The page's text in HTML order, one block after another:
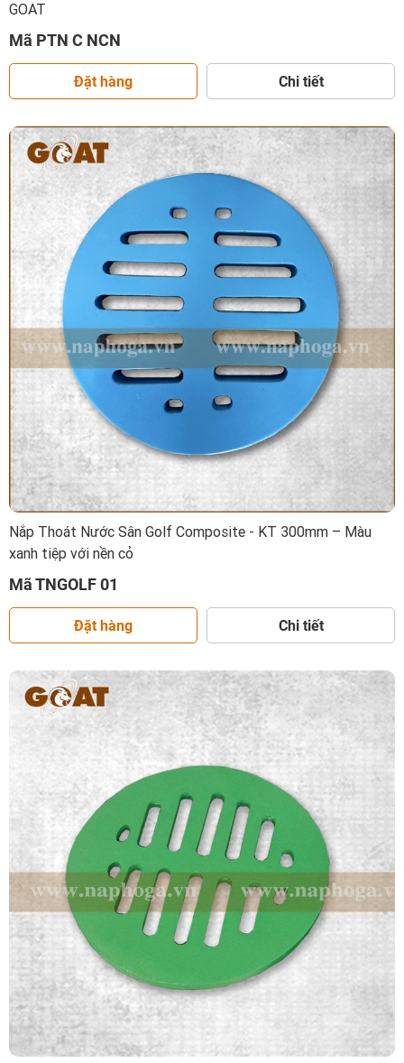
GOAT
Mã PTN C NCN
Đặt hàng Chi tiết
Nắp Thoát Nước Sân Golf Composite - KT 300mm – Màu
xanh tiệp với nền cỏ
Mã TNGOLF 01
Đặt hàng Chi tiết